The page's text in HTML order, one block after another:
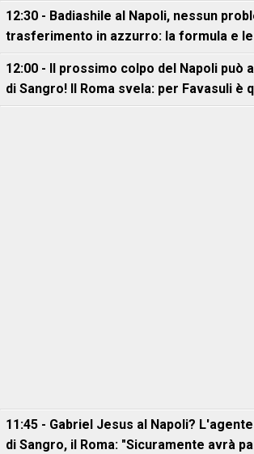
12:30 - Badiashile al Napoli, nessun
trasferimento in azzurro: la formula e
12:00 - Il prossimo colpo del Napoli può
di Sangro! Il Roma svela: per Favasuli è
11:45 - Gabriel Jesus al Napoli?
di Sangro, il Roma: "Sicuramente avrà